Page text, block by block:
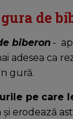
de
biberon -
adesea ca
gură.
pe care
erodează